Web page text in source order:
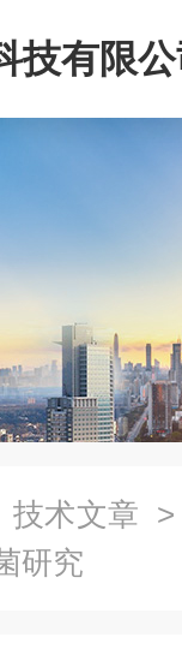
技有限
技术文章
研究